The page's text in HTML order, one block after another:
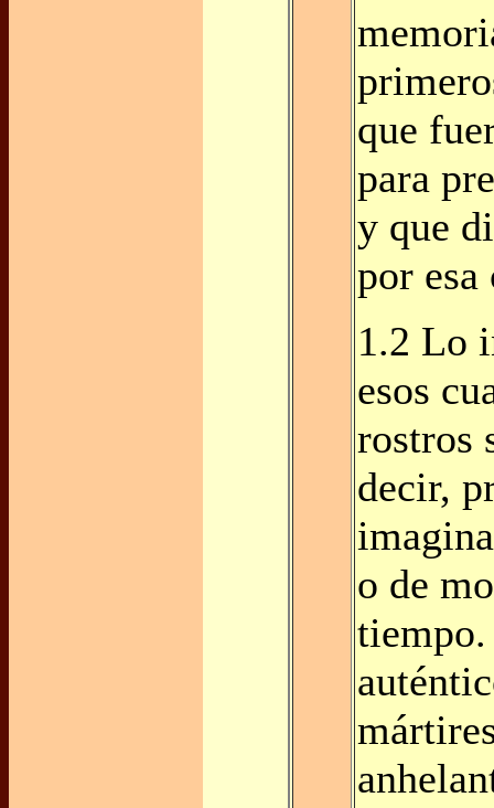
que
para
y que
por esa
1.2 Lo
esos
rostros
decir,
o de